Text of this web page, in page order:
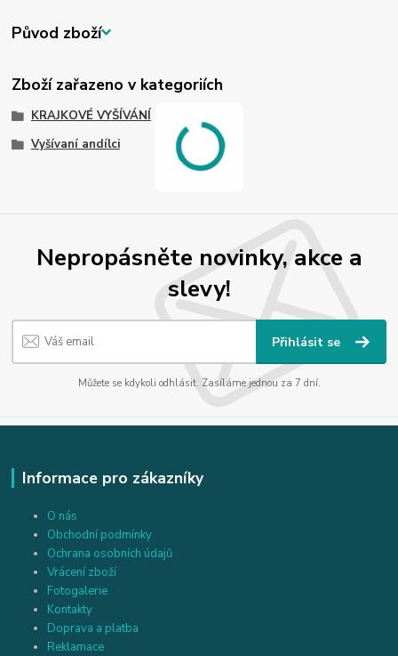
Původ zboží
Zboží zařazeno v kategoriích
KRAJKOVÉ VYŠÍVÁNÍ
Vyšívaní andílci
Nepropásněte novinky, akce a
slevy!
Přihlásit se
Můžete se kdykoli odhlásit. Zasíláme jednou za 7 dní.
Informace pro zákazníky
O nás
Obchodní podmínky
Ochrana osobních údajů
Vrácení zboží
Fotogalerie
Kontakty
Doprava a platba
Reklamace